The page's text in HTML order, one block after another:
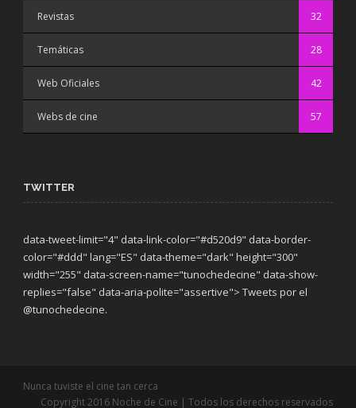
Revistas 32
Temáticas 28
Web Oficiales 42
Webs de cine 57
TWITTER
data-tweet-limit="4" data-link-color="#d520d9" data-border-
color="#ddd" lang="ES" data-theme="dark" height="300"
width="255" data-screen-name="tunochedecine" data-show-
replies="false" data-aria-polite="assertive"> Tweets por el
@tunochedecine.
Nunca tuviste el cine tan cerca
Copyright 2016 Noche de Cine | Todos los derechos reservados